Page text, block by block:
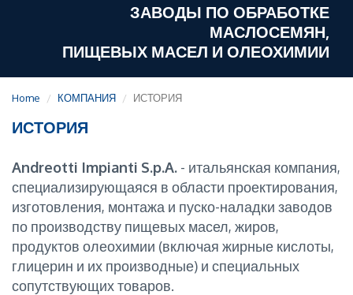
ЗАВОДЫ ПО ОБРАБОТКЕ
МАСЛОСЕМЯН,
ПИЩЕВЫХ МАСЕЛ И ОЛЕОХИМИИ
Home КОМПАНИЯ ИСТОРИЯ
ИСТОРИЯ
Andreotti Impianti S.p.A. - итальянская компания,
специализирующаяся в области проектирования,
изготовления, монтажа и пуско-наладки заводов
по производству пищевых масел, жиров,
продуктов олеохимии (включая жирные кислоты,
глицерин и их производные) и специальных
сопутствующих товаров.